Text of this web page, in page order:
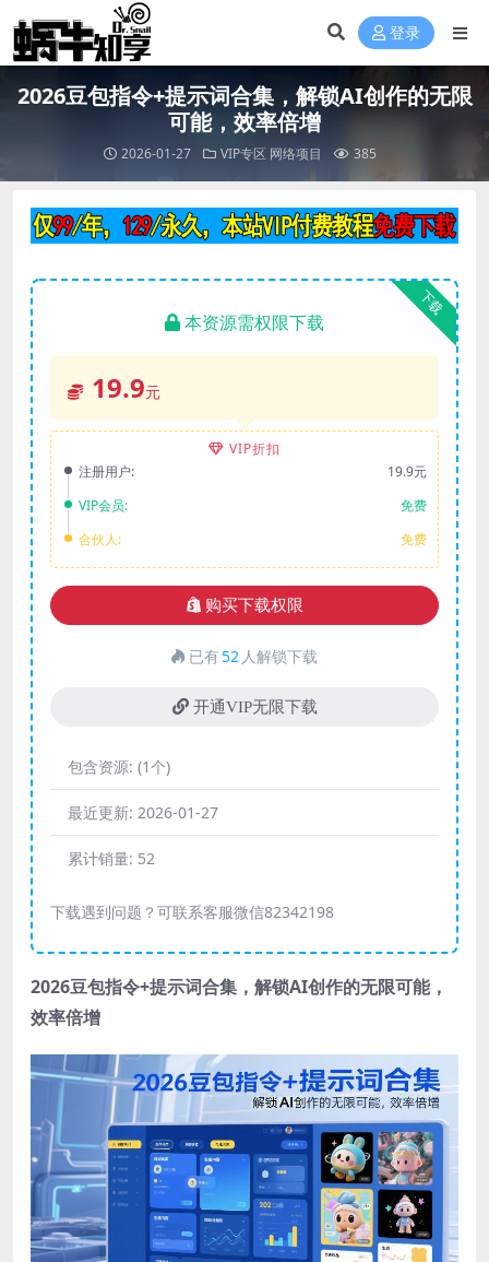
登录
2026豆包指令+提示词合集，解锁AI创作的无限
可能，效率倍增
2026-01-27 VIP专区 网络项目 385
下载
本资源需权限下载
19.9元
VIP折扣
注册用户:
19.9元
VIP会员:
免费
合伙人:
免费
购买下载权限
已有52 人解锁下载
开通VIP无限下载
包含资源: (1个)
最近更新: 2026-01-27
累计销量: 52
下载遇到问题？可联系客服微信82342198
2026豆包指令+提示词合集，解锁AI创作的无限可能，
效率倍增